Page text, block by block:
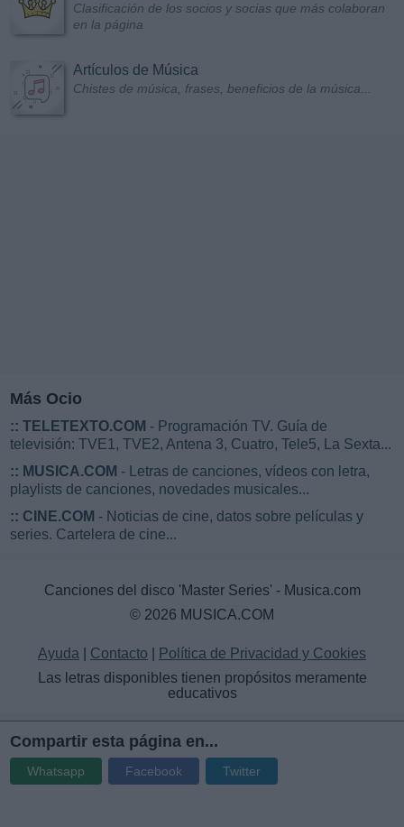
Clasificación de los socios y socias que más colaboran
en la página
Artículos de Música
Chistes de música, frases, beneficios de la música...
Más Ocio
:: TELETEXTO.COM - Programación TV. Guía de
televisión: TVE1, TVE2, Antena 3, Cuatro, Tele5, La Sexta...
:: MUSICA.COM - Letras de canciones, vídeos con letra,
playlists de canciones, novedades musicales...
:: CINE.COM - Noticias de cine, datos sobre películas y
series. Cartelera de cine...
Canciones del disco 'Master Series' - Musica.com
© 2026 MUSICA.COM
Ayuda Contacto
Política de Privacidad y Cookies
Las letras disponibles tienen propósitos meramente
educativos
Compartir esta página en...
Whatsapp Facebook Twitter